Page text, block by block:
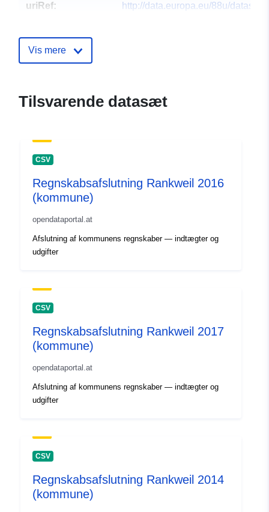
uriRef:
http://data.europa.eu/88u/
Vis mere
Tilsvarende datasæt
CSV
Regnskabsafslutning Rankweil 2016
(kommune)
opendataportal.at
Afslutning af kommunens regnskaber — indtægter og
udgifter
CSV
Regnskabsafslutning Rankweil 2017
(kommune)
opendataportal.at
Afslutning af kommunens regnskaber — indtægter og
udgifter
CSV
Regnskabsafslutning Rankweil 2014
(kommune)